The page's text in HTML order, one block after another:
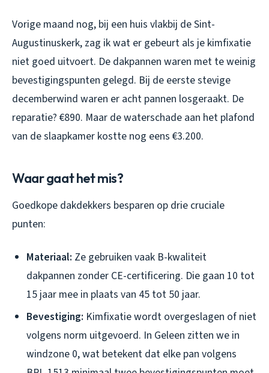
Vorige maand nog, bij een huis vlakbij de Sint-
Augustinuskerk, zag ik wat er gebeurt als je kimfixatie
niet goed uitvoert. De dakpannen waren met te weinig
bevestigingspunten gelegd. Bij de eerste stevige
decemberwind waren er acht pannen losgeraakt. De
reparatie? €890. Maar de waterschade aan het plafond
van de slaapkamer kostte nog eens €3.200.
Waar gaat het mis?
Goedkope dakdekkers besparen op drie cruciale
punten:
Materiaal: Ze gebruiken vaak B-kwaliteit
dakpannen zonder CE-certificering. Die gaan 10 tot
15 jaar mee in plaats van 45 tot 50 jaar.
Bevestiging: Kimfixatie wordt overgeslagen of niet
volgens norm uitgevoerd. In Geleen zitten we in
windzone 0, wat betekent dat elke pan volgens